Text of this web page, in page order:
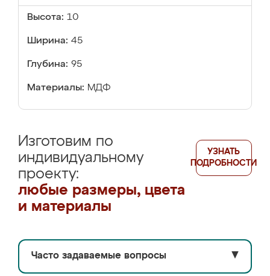
Высота: 10
Ширина: 45
Глубина: 95
Материалы: МДФ
Изготовим по
индивидуальному
проекту:
любые размеры, цвета
и материалы
УЗНАТЬ
ПОДРОБНОСТИ
Часто задаваемые вопросы ▼